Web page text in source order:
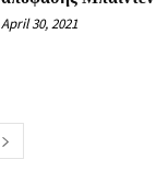
April 30, 2021